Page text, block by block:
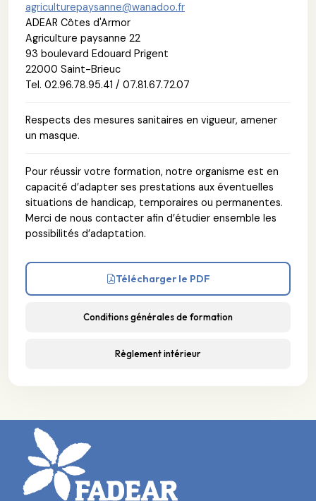
agriculturepaysanne@wanadoo.fr
ADEAR Côtes d'Armor
Agriculture paysanne 22
93 boulevard Edouard Prigent
22000 Saint-Brieuc
Tel. 02.96.78.95.41 / 07.81.67.72.07
Respects des mesures sanitaires en vigueur, amener
un masque.
Pour réussir votre formation, notre organisme est en
capacité d’adapter ses prestations aux éventuelles
situations de handicap, temporaires ou permanentes.
Merci de nous contacter afin d’étudier ensemble les
possibilités d’adaptation.
Télécharger le PDF
Conditions générales de formation
Règlement intérieur